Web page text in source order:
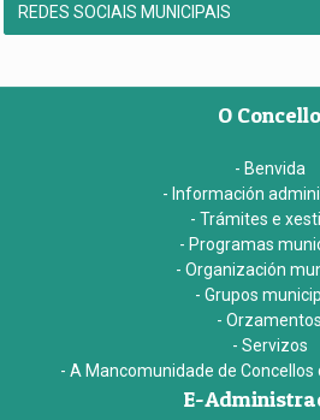
REDES SOCIAIS MUNICIPAIS
O Concello
- Benvida
- Información
- Trámites e
- Programas
- Organización
- Grupos
- Orzamentos
- Servizos
- A Mancomunidade de Concellos
E-